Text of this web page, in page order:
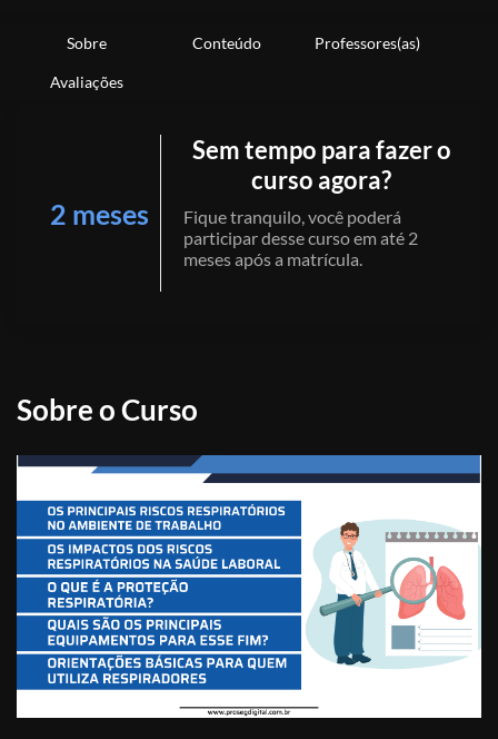
Sobre Conteúdo Professores(as)
Avaliações
2 meses
Sem tempo para fazer o
curso agora?
Fique tranquilo, você poderá
participar desse curso em até 2
meses após a matrícula.
Sobre o Curso